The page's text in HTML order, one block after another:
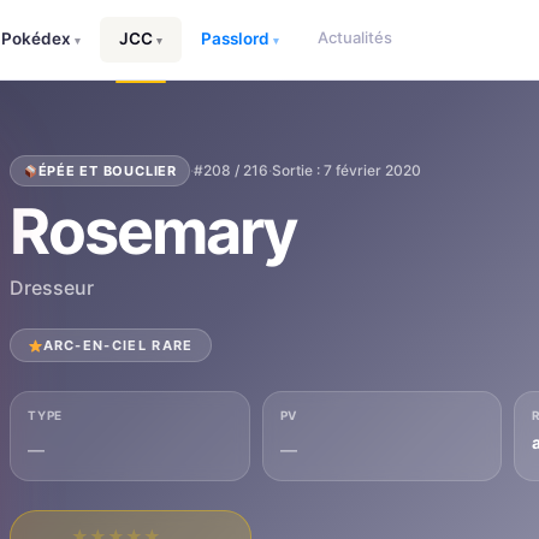
Pokédex ▾ JCC ▾ Passlord ▾ Actualités
ÉPÉE ET BOUCLIER ·#208 / 216·Sortie : 7 février 2020
Rosemary
Dresseur
ARC-EN-CIEL RARE
TYPE
—
PV
—